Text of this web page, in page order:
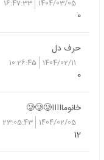
1404/03/05
16:47:33
0
حرف دل
1404/02/11
10:26:45
0
خانومااااا🥲🥲🥲
1404/02/05
23:05:43
12